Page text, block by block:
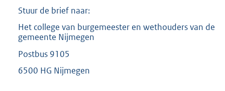
Stuur de brief naar:
Het college van burgemeester en wethouders van de
gemeente Nijmegen
Postbus 9105
6500 HG Nijmegen